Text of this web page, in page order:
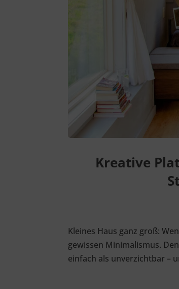
Kreative
Kleines Haus ganz groß:
gewissen Minimalismus.
einfach als unverzichtbar –